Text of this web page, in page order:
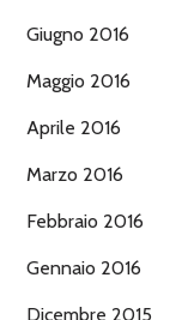
Giugno 2016
Maggio 2016
Aprile 2016
Marzo 2016
Febbraio 2016
Gennaio 2016
Dicembre 2015